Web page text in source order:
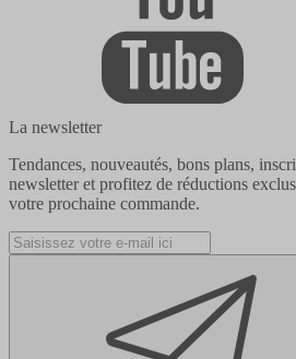
La newsletter
Tendances, nouveautés, bons plans,
newsletter et profitez de réductions
votre prochaine commande.